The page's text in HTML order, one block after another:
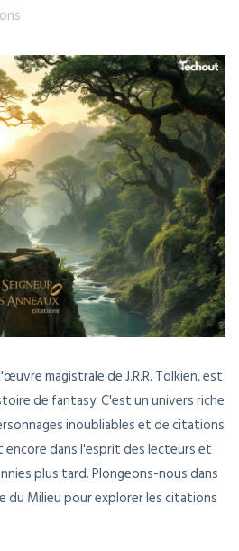
magistrale de J.R.R. Tolkien, est
de fantasy. C'est un univers riche
inoubliables et de citations
encore dans l'esprit des lecteurs et
plus tard. Plongeons-nous dans
du Milieu pour explorer les citations